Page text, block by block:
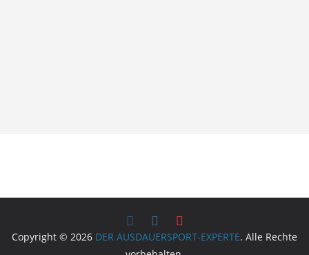
Copyright © 2026 DER AUSDAUERSPORT-EXPERTE. Alle Rechte